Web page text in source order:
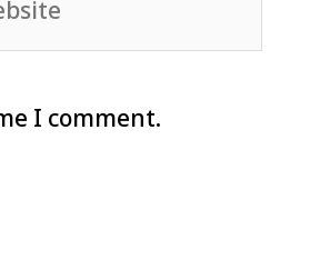
I comment.